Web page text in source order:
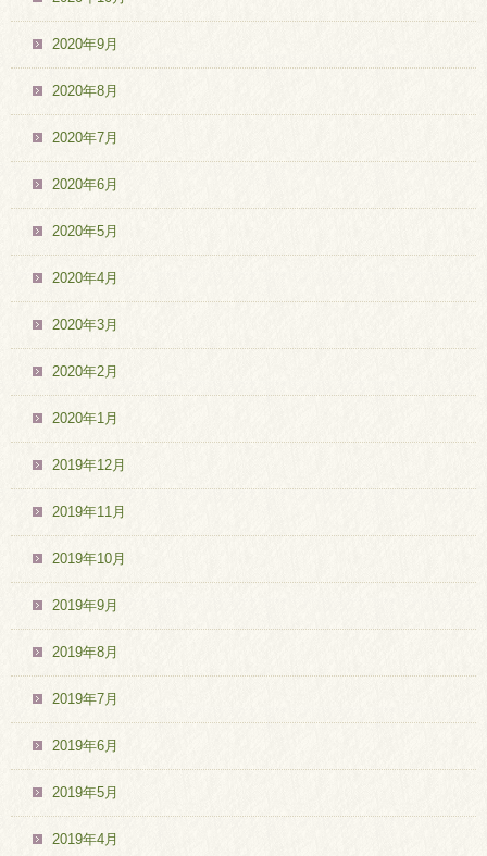
2020年9月
2020年8月
2020年7月
2020年6月
2020年5月
2020年4月
2020年3月
2020年2月
2020年1月
2019年12月
2019年11月
2019年10月
2019年9月
2019年8月
2019年7月
2019年6月
2019年5月
2019年4月